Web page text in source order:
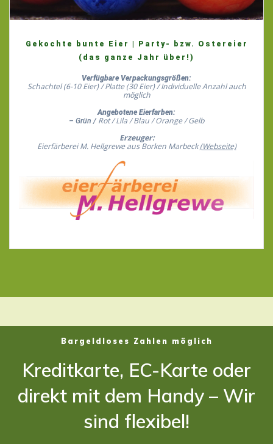
Gekochte bunte Eier | Party- bzw. Ostereier
(das ganze Jahr über!)
Verfügbare Verpackungsgrößen:
Schachtel(6-10 Eier) /Platte(30 Eier) /Individuelle Anzahl auch
möglich
Angebotene Eierfarben:
– Grün / Rot /Lila /Blau /Orange /Gelb
Erzeuger:
Eierfärberei M. Hellgrewe aus Borken Marbeck(Webseite)
Bargeldloses Zahlen möglich
Kreditkarte, EC-Karte oder
direkt mit dem Handy – Wir
sind flexibel!